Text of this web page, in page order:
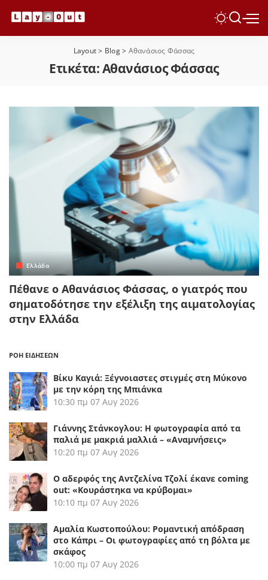
Layout> Blog> Αθανάσιος Φάσσας
Ετικέτα:Αθανάσιος Φάσσας
Ελλάδα
Πέθανε ο Αθανάσιος Φάσσας, ο γιατρός που
σηματοδότησε την εξέλιξη της αιματολογίας
στην Ελλάδα
ΡΟΗ ΕΙΔΗΣΕΩΝ
Βίκυ Καγιά: Ξέγνοιαστες στιγμές στη Μύκονο
με την κόρη της Μπιάνκα
10:30 πμ 07 Αυγ 2026
Γιάννης Στάνκογλου: Η φωτογραφία από τα
παλιά με μακριά μαλλιά – «Αναμνήσεις»
10:20 πμ 07 Αυγ 2026
Ο αδερφός της Αντζελίνα Τζολί έκανε coming
out: «Κουράστηκα να κρύβομαι»
10:10 πμ 07 Αυγ 2026
Αμαλία Κωστοπούλου: Ρομαντική απόδραση
στο Κάπρι – Οι φωτογραφίες από τη βόλτα με
σκάφος
10:00 πμ 07 Αυγ 2026